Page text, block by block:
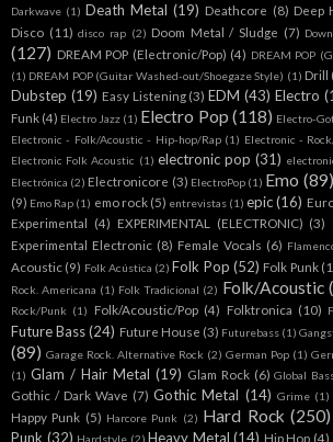
Darkwave (1) Death Metal (19) Deathcore (8) Deep
Disco (11) disco rap (2) Doom Metal / Sludge (7)
(127) DREAM POP (Electronic/Pop) (4) DREAM POP
(1) DREAM POP (Guitar Washed-out/Shoegaze Style) (1) Drill
Dubstep (19) Easy Listening (3) EDM (43) Electro
Funk (4) Electro Jazz (1) Electro Pop (118) Electro-
Electronic - Folk/Acoustic - Hip-hop/Rap (1) Electronic -
Electronic Folk Acoustic (1) electronic pop (31)
Electrónica (2) Electronicore (3) ElectroPop (1) Emo (89)
(9) Emo Rap (1) emo rock (5) entrevistas (1) epic (16)
Experimental (4) EXPERIMENTAL (ELECTRONIC) (3)
Experimental Electronic (8) Female Vocals (6)
Acoustic (9) Folk Acústica (2) Folk Pop (52) Folk Punk
Rock. Americana (1) Folk Tradicional (2) Folk/Acoustic
Rock/Punk (1) Folk/Acoustic/Pop (4) Folktronica (10)
Future Bass (24) Future House (3) Futurebass (1)
(89) Garage Rock. Alternative Rock (2) German Pop (1)
(1) Glam / Hair Metal (19) Glam Rock (6) Global
Gothic / Dark Wave (7) Gothic Metal (14) Grime (1)
Happy Punk (5) Harcore Punk (2) Hard Rock (250)
Punk (32) Hardstyle (2) Heavy Metal (14) Hip Hop (4)